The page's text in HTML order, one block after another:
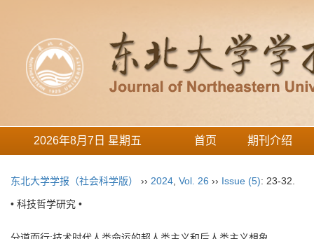
2026年8月7日 星期五 首页 期刊介绍
东北大学学报（社会科学版） ›› 2024 Vol. 26 ›› Issue (5): 23-32.
• 科技哲学研究 •